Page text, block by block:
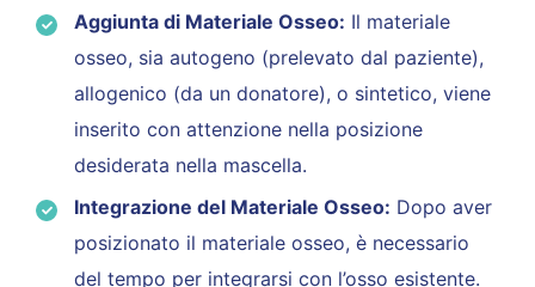
Aggiunta di Materiale Osseo: Il materiale
osseo, sia autogeno (prelevato dal paziente),
allogenico (da un donatore), o sintetico, viene
inserito con attenzione nella posizione
desiderata nella mascella.
Integrazione del Materiale Osseo: Dopo aver
posizionato il materiale osseo, è necessario
del tempo per integrarsi con l’osso esistente.